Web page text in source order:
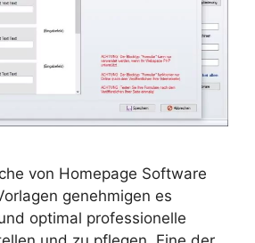
von Homepage Software
genehmigen es
optimal professionelle